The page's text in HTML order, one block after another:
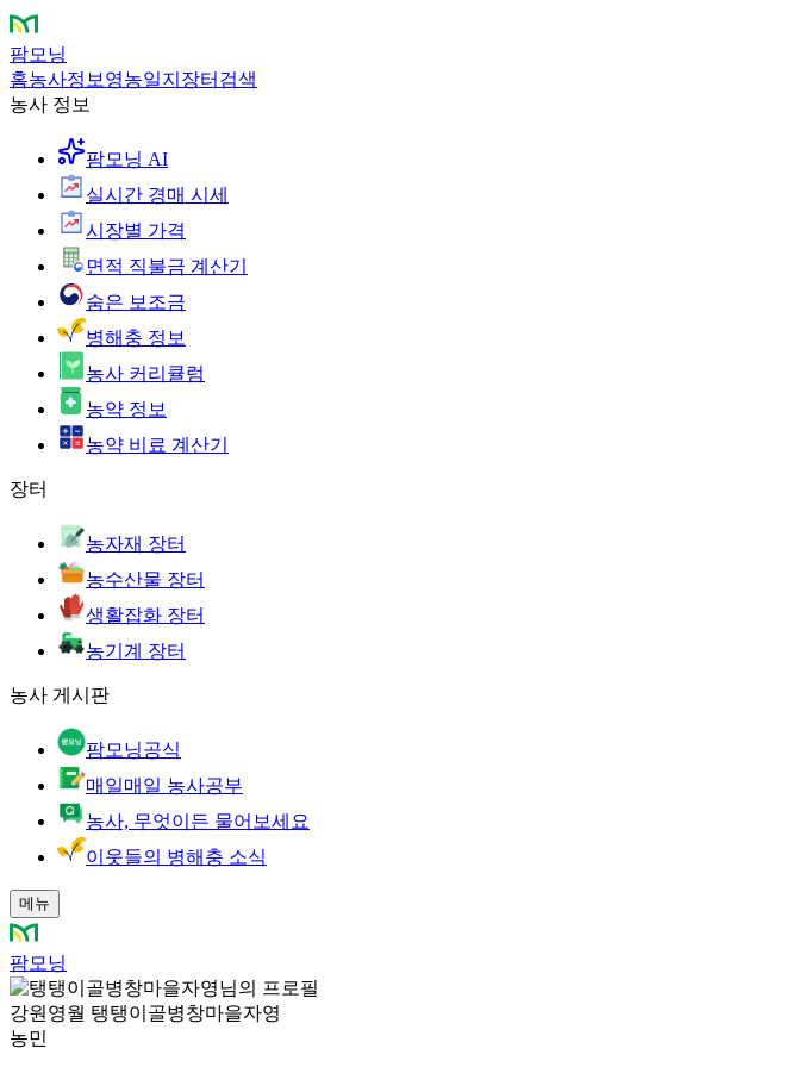
팜모닝
홈농사정보 영농일지 장터 검색
농사 정보
팜모닝 AI
실시간 경매 시세
시장별 가격
면적 직불금 계산기
숨은 보조금
병해충 정보
농사 커리큘럼
농약 정보
농약 비료 계산기
장터
농자재 장터
농수산물 장터
생활잡화 장터
농기계 장터
농사 게시판
팜모닝공식
매일매일 농사공부
농사, 무엇이든 물어보세요
이웃들의 병해충 소식
메뉴
팜모닝
강원영월 탱탱이골병창마을자영
농민